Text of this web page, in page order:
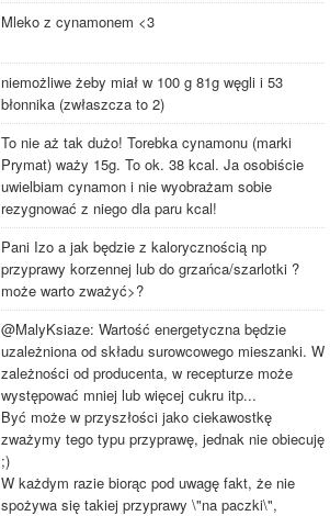
Mleko z cynamonem <3
niemożliwe żeby miał w 100 g 81g węgli i 53
błonnika (zwłaszcza to 2)
To nie aż tak dużo! Torebka cynamonu (marki
Prymat) waży 15g. To ok. 38 kcal. Ja osobiście
uwielbiam cynamon i nie wyobrażam sobie
rezygnować z niego dla paru kcal!
Pani Izo a jak będzie z kalorycznością np
przyprawy korzennej lub do grzańca/szarlotki ?
może warto zważyć>?
@MalyKsiaze: Wartość energetyczna będzie
uzależniona od składu surowcowego mieszanki. W
zależności od producenta, w recepturze może
występować mniej lub więcej cukru itp...
Być może w przyszłości jako ciekawostkę
zważymy tego typu przyprawę, jednak nie obiecuję
;)
W każdym razie biorąc pod uwagę fakt, że nie
spożywa się takiej przyprawy \"na paczki\",